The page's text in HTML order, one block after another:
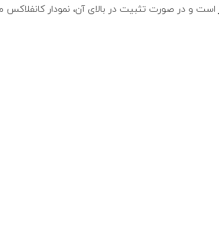
است و در صورت تثبیت در بالای آن، نمودار کانفلاکس